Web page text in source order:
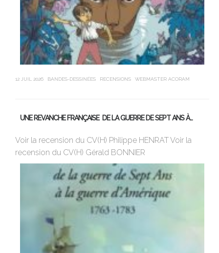
12 JUIL 2026 BANDES-DESSINÉES RECENSIONS WEBMASTER ACORAM
UNE REVANCHE FRANÇAISE DE LA GUERRE DE SEPT ANS À…
Voir la recension du CV(H) Philippe HENRAT Voir la
recension du CV(H) Gérald BONNIER